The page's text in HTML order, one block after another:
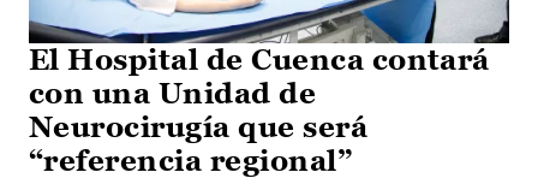
El Hospital de Cuenca contará
con una Unidad de
Neurocirugía que será
“referencia regional”